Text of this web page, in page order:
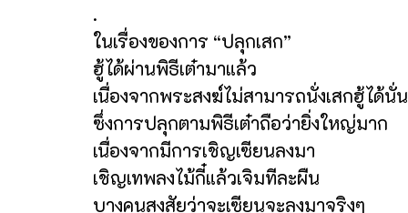
.
ในเรื่องของการ “ปลุกเสก”
ฮู้ได้ผ่านพิธีเต๋ามาแล้ว
เนื่องจากพระสงฆ์ไม่สามารถนั่งเสกฮู้ได้นั่น
ซึ่งการปลุกตามพิธีเต๋าถือว่ายิ่งใหญ่มาก
เนื่องจากมีการเชิญเซียนลงมา
เชิญเทพลงไม้กี๋แล้วเจิมทีละผืน
บางคนสงสัยว่าจะเซียนจะลงมาจริงๆ